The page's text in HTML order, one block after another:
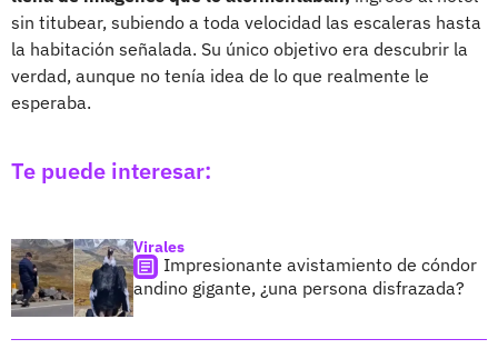
sin titubear, subiendo a toda velocidad las escaleras hasta
la habitación señalada. Su único objetivo era descubrir la
verdad, aunque no tenía idea de lo que realmente le
esperaba.
Te puede interesar:
Virales
Impresionante avistamiento de cóndor
andino gigante, ¿una persona disfrazada?